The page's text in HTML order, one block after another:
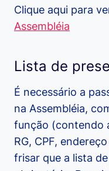
Clique aqui para
Assembléia
Lista de
É necessário a
na Assembléia,
função (contendo
RG, CPF,
frisar que a lista